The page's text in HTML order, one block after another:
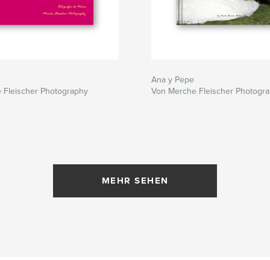
Fleischer Photography
Ana y Pepe
Von Merche Fleischer
MEHR SEHEN